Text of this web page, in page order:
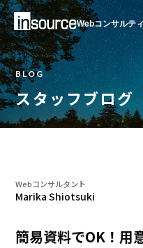
Webコンサルテ
BLOG
スタッフブログ
Webコンサルタント
Marika Shiotsuki
簡易資料でOK！用